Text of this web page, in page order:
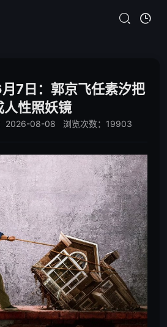
月7日：郭京飞任素汐把
人性照妖镜
2026-08-08 浏览次数：19903